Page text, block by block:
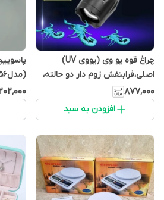
چراغ قوه یو وی (یووی UV)
اصلی،فرابنفش زوم دار دو حالته،
شارژی مناسب کمپینگ
(مدلmana1456)
۸۷۷٬۰۰۰
افزودن به سبد
(مدلmana1456)